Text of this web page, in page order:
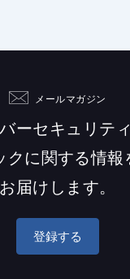
メールマガジン
ーセキュリテ
クに関する情報
お届けします。
登録する